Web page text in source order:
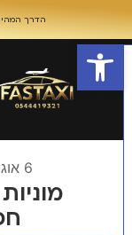
פתח סרגל נגישות
הדרך